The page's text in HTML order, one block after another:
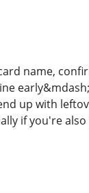
name,
up with
if you're